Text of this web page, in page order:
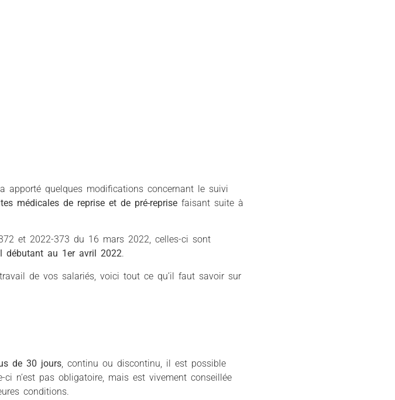
apporté quelques modifications concernant le suivi
médicales de reprise et de pré-reprisefaisant suite à
et 2022-373 du 16 mars 2022, celles-ci sont
au 1er avril 2022.
de vos salariés, voici tout ce qu’il faut savoir sur
de 30 jours, continu ou discontinu, il est possible
ci n’est pas obligatoire, mais est vivement conseillée
conditions.